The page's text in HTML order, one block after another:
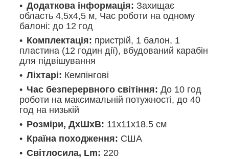
Додаткова інформація: Захищає
область 4,5x4,5 м, Час роботи на одному
балоні: до 12 год
Комплектація: пристрій, 1 балон, 1
пластина (12 годин дії), вбудований карабін
для підвішування
Ліхтарі: Кемпінгові
Час безперервного світіння: До 10 год
роботи на максимальній потужності, до 40
год на низькій
Розміри, ДхШхВ: 11х11х18.5 cм
Країна походження: США
Світлосила, Lm: 220